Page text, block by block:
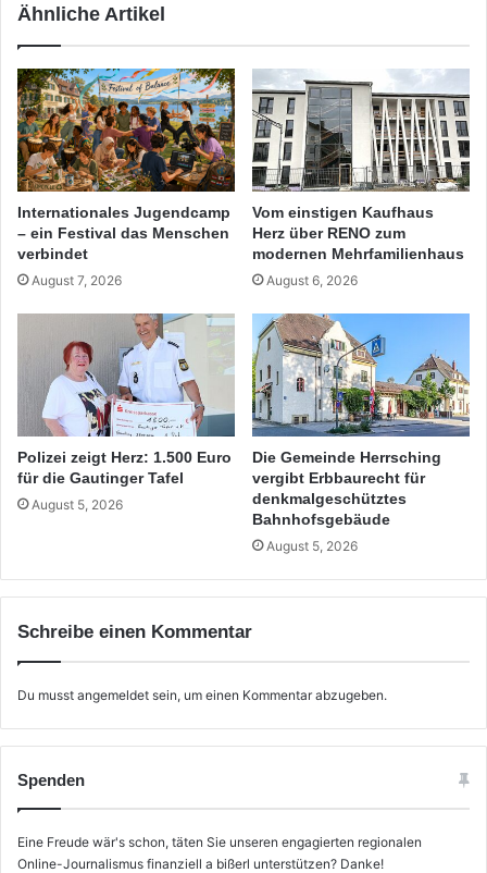
Ähnliche Artikel
Internationales Jugendcamp
– ein Festival das Menschen
verbindet
August 7, 2026
Vom einstigen Kaufhaus
Herz über RENO zum
modernen Mehrfamilienhaus
August 6, 2026
Polizei zeigt Herz: 1.500 Euro
für die Gautinger Tafel
August 5, 2026
Die Gemeinde Herrsching
vergibt Erbbaurecht für
denkmalgeschütztes
Bahnhofsgebäude
August 5, 2026
Schreibe einen Kommentar
Du musst angemeldet sein, um einen Kommentar abzugeben.
Spenden
Eine Freude wär's schon, täten Sie unseren engagierten regionalen
Online-Journalismus finanziell a bißerl unterstützen? Danke!